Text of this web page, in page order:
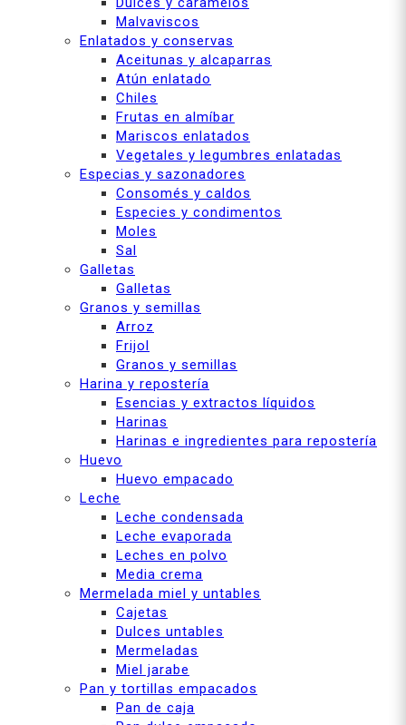
Malvaviscos
Enlatados y conservas
Aceitunas y alcaparras
Atún enlatado
Chiles
Frutas en almíbar
Mariscos enlatados
Vegetales y legumbres enlatadas
Especias y sazonadores
Consomés y caldos
Especies y condimentos
Moles
Sal
Galletas
Galletas
Granos y semillas
Arroz
Frijol
Granos y semillas
Harina y repostería
Esencias y extractos líquidos
Harinas
Harinas e ingredientes para repostería
Huevo
Huevo empacado
Leche
Leche condensada
Leche evaporada
Leches en polvo
Media crema
Mermelada miel y untables
Cajetas
Dulces untables
Mermeladas
Miel jarabe
Pan y tortillas empacados
Pan de caja